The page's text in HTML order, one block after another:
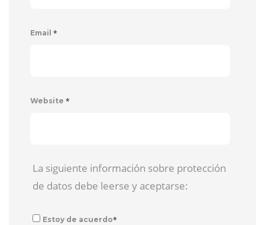
Email *
Website *
La siguiente información sobre protección
de datos debe leerse y aceptarse:
Estoy de acuerdo*